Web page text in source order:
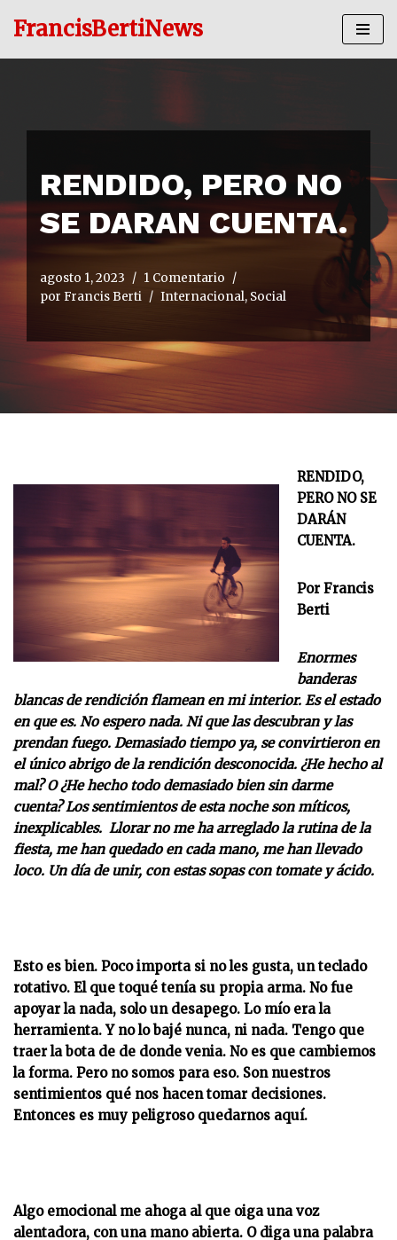
FrancisBertiNews
RENDIDO, PERO NO
SE DARAN CUENTA.
agosto 1, 2023
1 Comentario
por Francis Berti Internacional, Social
RENDIDO,
PERO NO SE
DARÁN
CUENTA.
Por Francis
Berti
Enormes
banderas
blancas de rendición flamean en mi interior. Es el estado
en que es. No espero nada. Ni que las descubran y las
prendan fuego. Demasiado tiempo ya, se convirtieron en
el único abrigo de la rendición desconocida. ¿He hecho al
mal? O ¿He hecho todo demasiado bien sin darme
cuenta?Los sentimientos de esta noche son míticos,
inexplicables. Llorar no me ha arreglado la rutina de la
fiesta, me han quedado en cada mano, me han llevado
loco. Un día de unir, con estas sopas con tomate y ácido.
Esto es bien. Poco importa si no les gusta, un teclado
rotativo. El que toqué tenía su propia arma. No fue
apoyar la nada, solo un desapego. Lo mío era la
herramienta. Y no lo bajé nunca, ni nada. Tengo que
traer la bota de de donde venia. No es que cambiemos
la forma. Pero no somos para eso. Son nuestros
sentimientos qué nos hacen tomar decisiones.
Entonces es muy peligroso quedarnos aquí.
Algo emocional me ahoga al que oiga una voz
alentadora, con una mano abierta. O diga una palabra